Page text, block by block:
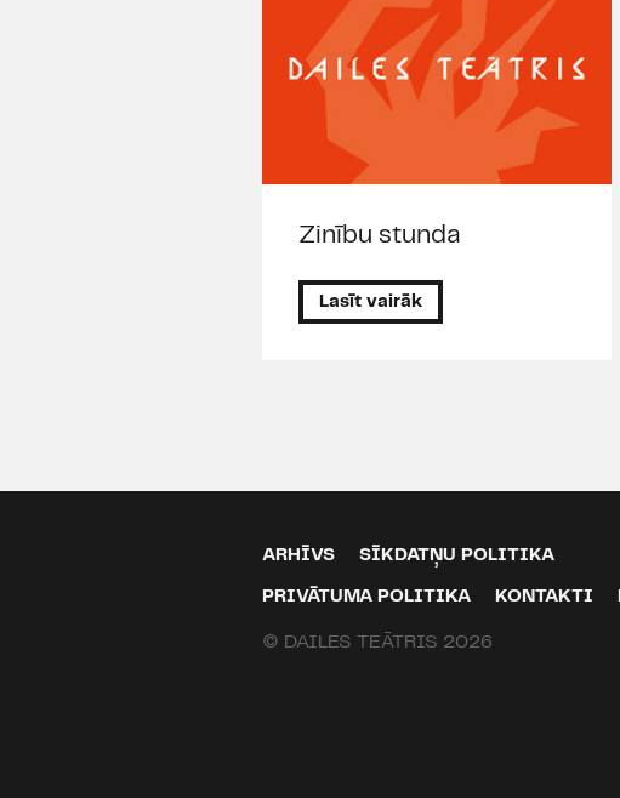
Zinību stunda
Lasīt vairāk
ARHĪVS SĪKDATŅU POLITIKA
PRIVĀTUMA POLITIKA KONTAKTI
© DAILES TEĀTRIS 2026